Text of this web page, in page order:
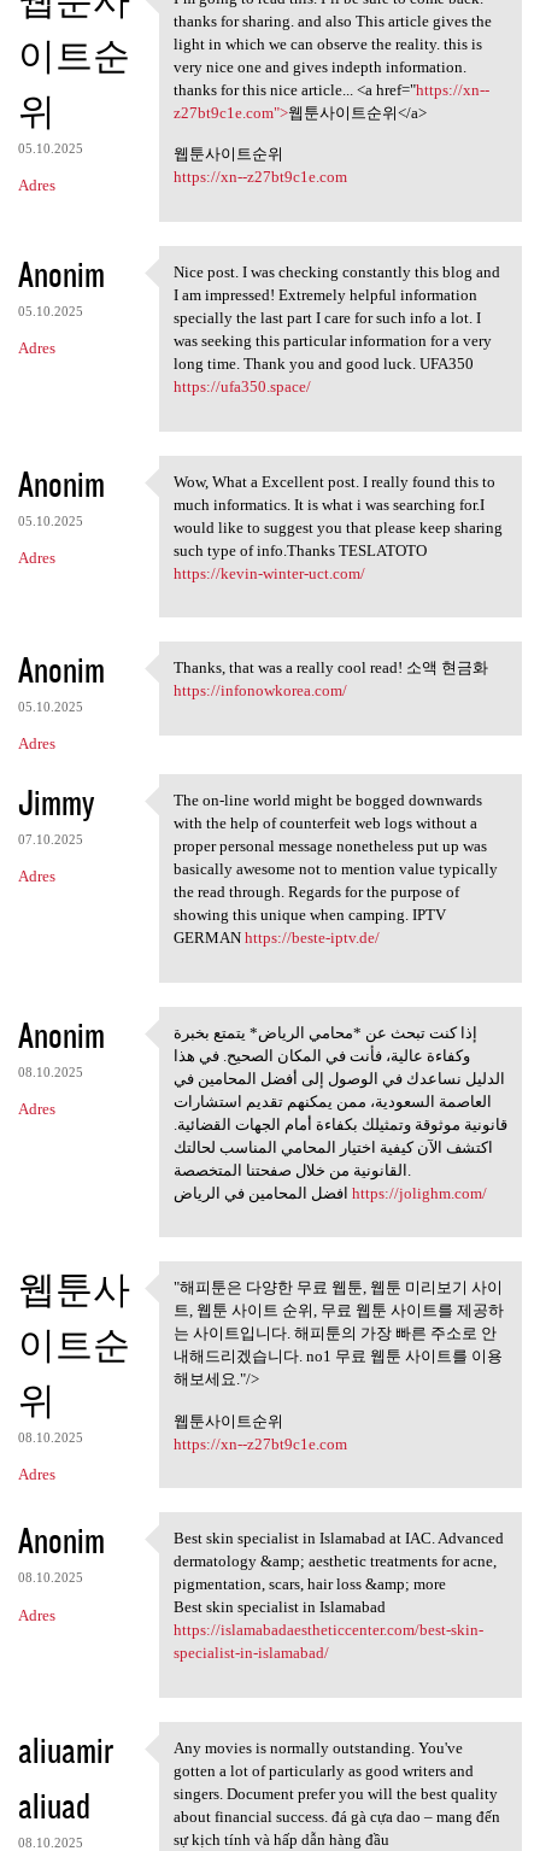
이트순
위
05.10.2025
Adres
I’m going to read this. I’ll
thanks for sharing. and also This article gives the
light in which we can observe the reality. this is
very nice one and gives indepth information.
thanks for this nice article... <a href="https://xn--
z27bt9c1e.com">웹툰사이트순위</a>
웹툰사이트순위
https://xn--z27bt9c1e.com
Anonim
05.10.2025
Adres
Nice post. I was checking
Nice post. I was checking constantly this blog and
I am impressed! Extremely helpful information
specially the last part I care for such info a lot. I
was seeking this particular information for a very
long time. Thank you and good luck. UFA350
https://ufa350.space/
Anonim
05.10.2025
Adres
Wow, What a Excellent post. I
Wow, What a Excellent post. I really found this to
much informatics. It is what i was searching for.I
would like to suggest you that please keep sharing
such type of info.Thanks TESLATOTO
https://kevin-winter-uct.com/
Anonim
05.10.2025
Adres
Thanks, that was a really
Thanks, that was a really cool read! 소액 현금화
https://infonowkorea.com/
Jimmy
07.10.2025
Adres
The on-line world might be
The on-line world might be bogged downwards
with the help of counterfeit web logs without a
proper personal message nonetheless put up was
basically awesome not to mention value typically
the read through. Regards for the purpose of
showing this unique when camping. IPTV
GERMAN https://beste-iptv.de/
Anonim
08.10.2025
Adres
إذا كنت تبحث عن *محامي الرياض
إذا كنت تبحث عن *محامي الرياض* يتمتع بخبرة
وكفاءة عالية، فأنت في المكان الصحيح. في هذا
الدليل نساعدك في الوصول إلى أفضل المحامين في
العاصمة السعودية، ممن يمكنهم تقديم استشارات
قانونية موثوقة وتمثيلك بكفاءة أمام الجهات القضائية.
اكتشف الآن كيفية اختيار المحامي المناسب لحالتك
https://jolighm.com/
웹툰사
이트순
위
08.10.2025
Adres
"해피툰은 다양한 무료 웹툰, 웹툰
미리보기 사이트,
"해피툰은 다양한 무료 웹툰, 웹툰 미리보기 사이
트, 웹툰 사이트 순위, 무료 웹툰 사이트를 제공하
는 사이트입니다. 해피툰의 가장 빠른 주소로 안
내해드리겠습니다. no1 무료 웹툰 사이트를 이용
해보세요."/>
웹툰사이트순위
https://xn--z27bt9c1e.com
Anonim
08.10.2025
Adres
Best skin specialist in
Best skin specialist in Islamabad at IAC. Advanced
dermatology &amp; aesthetic treatments for acne,
pigmentation, scars, hair loss &amp; more
Best skin specialist in Islamabad
https://islamabadaestheticcenter.com/best-skin-
specialist-in-islamabad/
aliuamir
aliuad
08.10.2025
Any movies is normally
Any movies is normally outstanding. You've
gotten a lot of particularly as good writers and
singers. Document prefer you will the best quality
about financial success. đá gà cựa dao – mang đến
sự kịch tính và hấp dẫn hàng đầu